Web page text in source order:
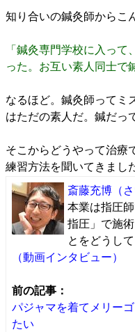
知り合いの鍼灸師からこ
「鍼灸専門学校に入っ
った。お互い素人同士で
なるほど。鍼灸師ってミ
はただの素人だ。鍼だっ
そこからどうやって治療
練習方法を聞いてきまし
斎藤充博 （
本業は指圧
指圧」で施
とをどうし
（動画インタビュー）
前の記事：
パジャマを着てメリー
たい